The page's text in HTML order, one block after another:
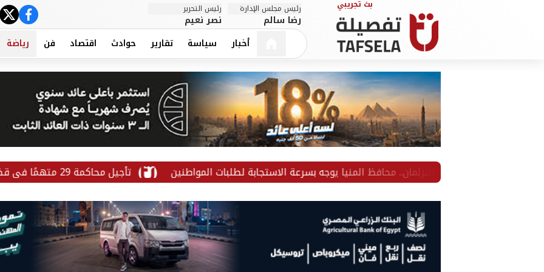
رئيس مجلس الإدارة
رضا سالم
رئيس التحرير
نصر نعيم
أخبار سياسة تقارير حوادث اقتصاد فن رياضة
تأجيل محاكمة 29 متهمًا في قضية «الهيكل الإداري» لـ24 أكتوبر لقائه أعضاء البرلمان.. محافظ المنيا يوجه بسرعة الاستجابة لطلبات المواطنين